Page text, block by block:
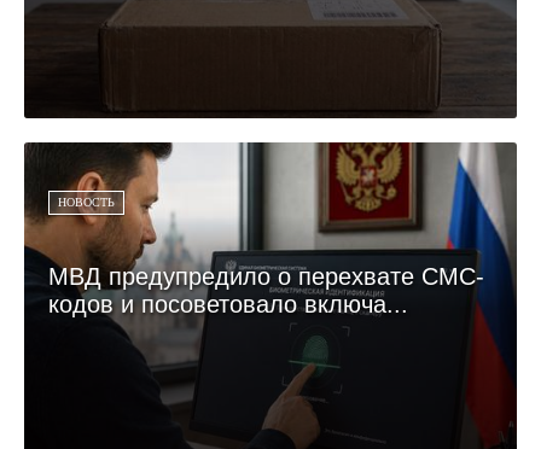
НОВОСТЬ
МВД предупредило о перехвате СМС-
кодов и посоветовало включа...